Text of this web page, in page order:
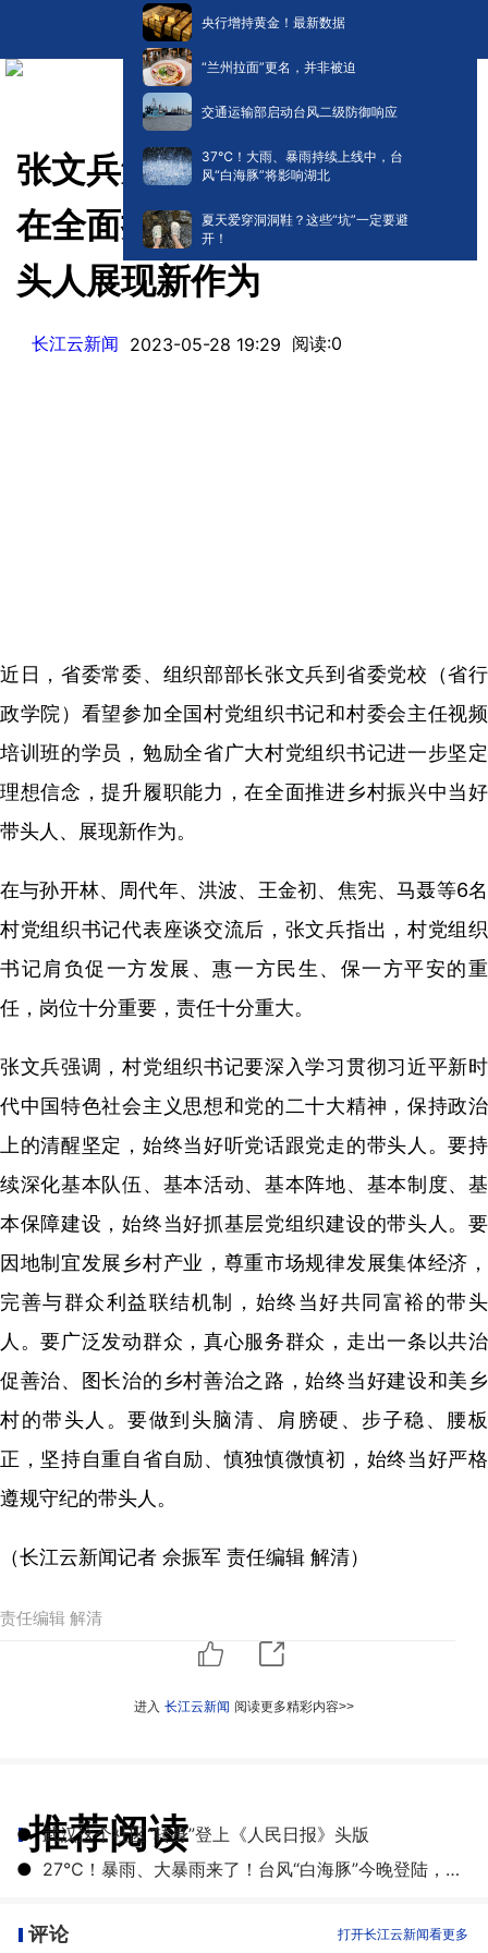
央行增持黄金！最新数据
“兰州拉面”更名，并非被迫
交通运输部启动台风二级防御响应
​37℃！大雨、暴雨持续上线中，台
风“白海豚”将影响湖北
夏天爱穿洞洞鞋？这些“坑”一定要避
开！
张文兵勉励广大村党组织书记
在全面推进乡村振兴中当好带
头人展现新作为
长江云新闻 2023-05-28 19:29 阅读:0
近日，省委常委、组织部部长张文兵到省委党校（省行
政学院）看望参加全国村党组织书记和村委会主任视频
培训班的学员，勉励全省广大村党组织书记进一步坚定
理想信念，提升履职能力，在全面推进乡村振兴中当好
带头人、展现新作为。
在与孙开林、周代年、洪波、王金初、焦宪、马聂等6名
村党组织书记代表座谈交流后，张文兵指出，村党组织
书记肩负促一方发展、惠一方民生、保一方平安的重
任，岗位十分重要，责任十分重大。
张文兵强调，村党组织书记要深入学习贯彻习近平新时
代中国特色社会主义思想和党的二十大精神，保持政治
上的清醒坚定，始终当好听党话跟党走的带头人。要持
续深化基本队伍、基本活动、基本阵地、基本制度、基
本保障建设，始终当好抓基层党组织建设的带头人。要
因地制宜发展乡村产业，尊重市场规律发展集体经济，
完善与群众利益联结机制，始终当好共同富裕的带头
人。要广泛发动群众，真心服务群众，走出一条以共治
促善治、图长治的乡村善治之路，始终当好建设和美乡
村的带头人。要做到头脑清、肩膀硬、步子稳、腰板
正，坚持自重自省自励、慎独慎微慎初，始终当好严格
遵规守纪的带头人。
（长江云新闻记者 佘振军 责任编辑 解清）
责任编辑 解清
进入 长江云新闻 阅读更多精彩内容>>
推荐阅读
● 武汉这个社区“转身”登上《人民日报》头版
●
27℃！暴雨、大暴雨来了！台风“白海豚”今晚登陆，湖北开启降雨降温模式
评论 打开长江云新闻看更多